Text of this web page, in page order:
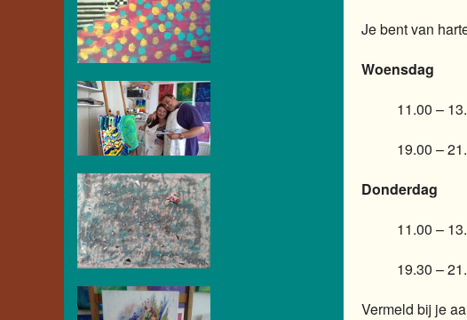
Je bent van
Woensdag
11.00 –
19.00 –
Donderdag
11.00 –
19.30 –
Vermeld bij je